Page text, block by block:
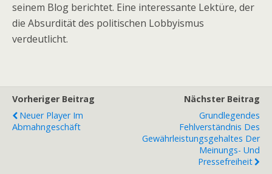
seinem Blog berichtet. Eine interessante Lektüre, der
die Absurdität des politischen Lobbyismus
verdeutlicht.
Vorheriger Beitrag
Neuer Player Im
Abmahngeschäft
Nächster Beitrag
Grundlegendes
Fehlverständnis Des
Gewährleistungsgehaltes Der
Meinungs- Und
Pressefreiheit